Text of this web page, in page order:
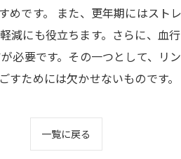
です。 また、更年期にはスト
減にも役立ちます。さらに、血
要です。その一つとして、リ
ためには欠かせないものです。
一覧に戻る